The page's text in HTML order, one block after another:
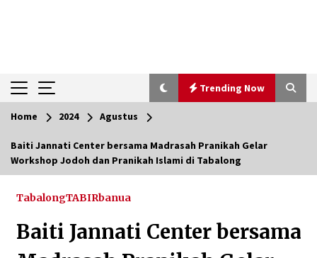
Trending Now
Trending Now
Pimpin Kaji Tiru ke Bantul DIY, Wabup Barito
Ketika Pasien Dianggap Beban: Runtuhnya
Home 2024 Agustus
Baiti Jannati Center bersama Madrasah Pranikah Gelar
Workshop Jodoh dan Pranikah Islami di Tabalong
TabalongTABIRbanua
Baiti Jannati Center bersama